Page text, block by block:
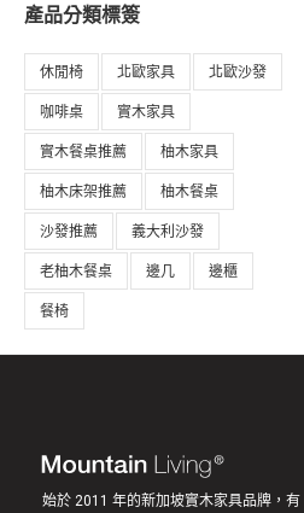
產品分類標簽
休閒椅 北歐家具 北歐沙發
咖啡桌 實木家具
實木餐桌推薦 柚木家具
柚木床架推薦 柚木餐桌
沙發推薦 義大利沙發
老柚木餐桌 邊几 邊櫃
餐椅
始於 2011 年的新加坡實木家具品牌，有